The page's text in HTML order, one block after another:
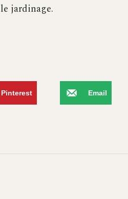
jardinage.
Pinterest Email